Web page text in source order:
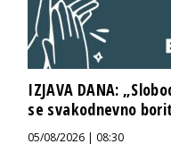
IZJAVA DANA:
se svakodnevno
05/08/2026 | 08:30